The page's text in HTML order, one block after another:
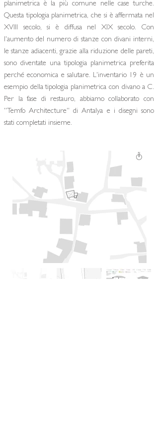
planimetrica è la più comune nelle case turche.
Questa tipologia planimetrica, che si è affermata nel
XVIII secolo, si è diffusa nel XIX secolo. Con
l'aumento del numero di stanze con divani interni,
le stanze adiacenti, grazie alla riduzione delle pareti,
sono diventate una tipologia planimetrica preferita
perché economica e salutare. L'inventario 19 è un
esempio della tipologia planimetrica con divano a C.
Per la fase di restauro, abbiamo collaborato con
''Temfo Architecture'' di Antalya e i disegni sono
stati completati insieme.